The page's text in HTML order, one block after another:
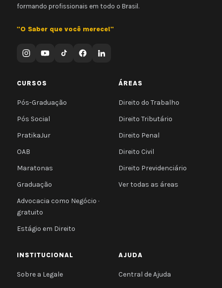
formando profissionais em todo o Brasil.
"O Saber que você merece!"
CURSOS
Pós-Graduação
Pós Social
PratikaJur
OAB
Maratonas
Graduação
Advocacia como Negócio ·
gratuito
Estágio em Direito
ÁREAS
Direito do Trabalho
Direito Tributário
Direito Penal
Direito Civil
Direito Previdenciário
Ver todas as áreas
INSTITUCIONAL
Sobre a Legale
AJUDA
Central de Ajuda